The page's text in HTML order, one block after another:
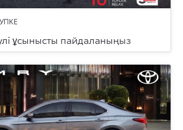
ұсынысты пайдаланыңыз